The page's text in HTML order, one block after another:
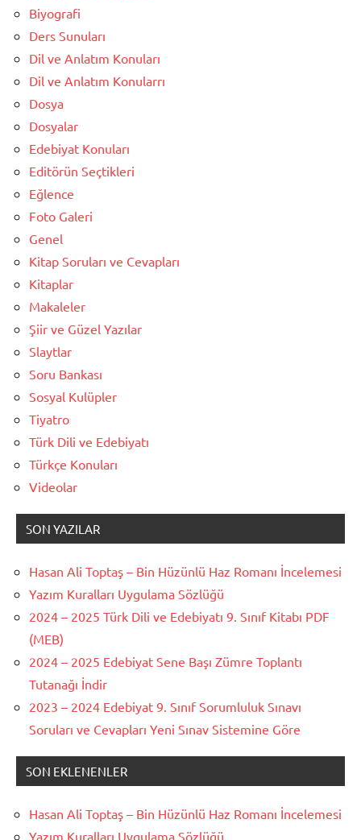
Biyografi
Ders Sunuları
Dil ve Anlatım Konuları
Dil ve Anlatım Konularrı
Dosya
Dosyalar
Edebiyat Konuları
Editörün Seçtikleri
Eğlence
Foto Galeri
Genel
Kitap Soruları ve Cevapları
Kitaplar
Makaleler
Şiir ve Güzel Yazılar
Slaytlar
Soru Bankası
Sosyal Kulüpler
Tiyatro
Türk Dili ve Edebiyatı
Türkçe Konuları
Videolar
SON YAZILAR
Hasan Ali Toptaş – Bin Hüzünlü Haz Romanı İncelemesi
Yazım Kuralları Uygulama Sözlüğü
2024 – 2025 Türk Dili ve Edebiyatı 9. Sınıf Kitabı PDF
(MEB)
2024 – 2025 Edebiyat Sene Başı Zümre Toplantı
Tutanağı İndir
2023 – 2024 Edebiyat 9. Sınıf Sorumluluk Sınavı
Soruları ve Cevapları Yeni Sınav Sistemine Göre
SON EKLENENLER
Hasan Ali Toptaş – Bin Hüzünlü Haz Romanı İncelemesi
Yazım Kuralları Uygulama Sözlüğü